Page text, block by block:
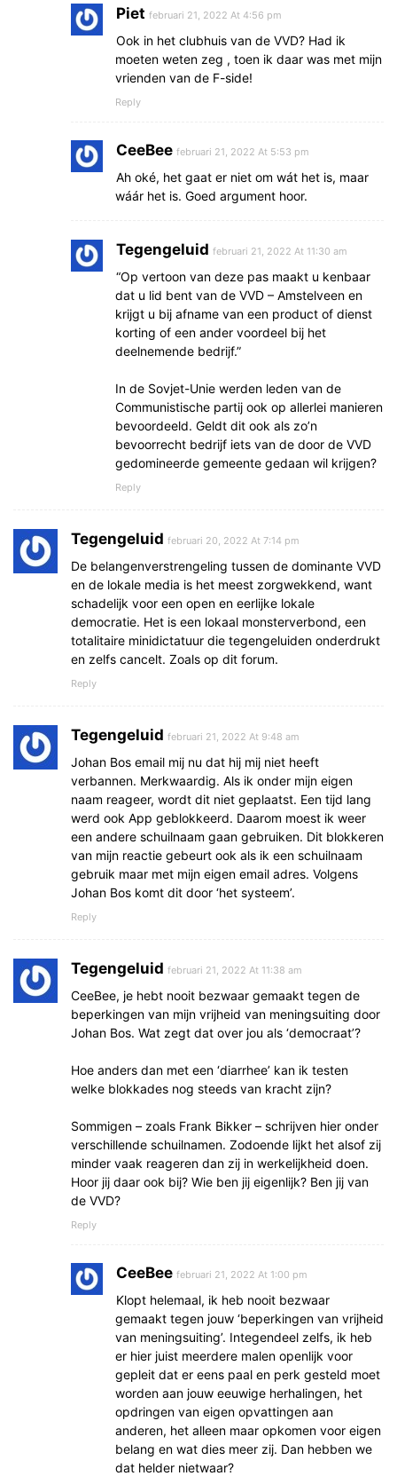
Piet februari 21, 2022 At 4:56 pm
Ook in het clubhuis van de VVD? Had ik
moeten weten zeg , toen ik daar was met mijn
vrienden van de F-side!
Reply
CeeBee februari 21, 2022 At 5:53 pm
Ah oké, het gaat er niet om wát het is, maar
wáár het is. Goed argument hoor.
Tegengeluid februari 21, 2022 At 11:30 am
“Op vertoon van deze pas maakt u kenbaar
dat u lid bent van de VVD – Amstelveen en
krijgt u bij afname van een product of dienst
korting of een ander voordeel bij het
deelnemende bedrijf.”
In de Sovjet-Unie werden leden van de
Communistische partij ook op allerlei manieren
bevoordeeld. Geldt dit ook als zo’n
bevoorrecht bedrijf iets van de door de VVD
gedomineerde gemeente gedaan wil krijgen?
Reply
Tegengeluid februari 20, 2022 At 7:14 pm
De belangenverstrengeling tussen de dominante VVD
en de lokale media is het meest zorgwekkend, want
schadelijk voor een open en eerlijke lokale
democratie. Het is een lokaal monsterverbond, een
totalitaire minidictatuur die tegengeluiden onderdrukt
en zelfs cancelt. Zoals op dit forum.
Reply
Tegengeluid februari 21, 2022 At 9:48 am
Johan Bos email mij nu dat hij mij niet heeft
verbannen. Merkwaardig. Als ik onder mijn eigen
naam reageer, wordt dit niet geplaatst. Een tijd lang
werd ook App geblokkeerd. Daarom moest ik weer
een andere schuilnaam gaan gebruiken. Dit blokkeren
van mijn reactie gebeurt ook als ik een schuilnaam
gebruik maar met mijn eigen email adres. Volgens
Johan Bos komt dit door ‘het systeem’.
Reply
Tegengeluid februari 21, 2022 At 11:38 am
CeeBee, je hebt nooit bezwaar gemaakt tegen de
beperkingen van mijn vrijheid van meningsuiting door
Johan Bos. Wat zegt dat over jou als ‘democraat’?
Hoe anders dan met een ‘diarrhee’ kan ik testen
welke blokkades nog steeds van kracht zijn?
Sommigen – zoals Frank Bikker – schrijven hier onder
verschillende schuilnamen. Zodoende lijkt het alsof zij
minder vaak reageren dan zij in werkelijkheid doen.
Hoor jij daar ook bij? Wie ben jij eigenlijk? Ben jij van
de VVD?
Reply
CeeBee februari 21, 2022 At 1:00 pm
Klopt helemaal, ik heb nooit bezwaar
gemaakt tegen jouw ‘beperkingen van vrijheid
van meningsuiting’. Integendeel zelfs, ik heb
er hier juist meerdere malen openlijk voor
gepleit dat er eens paal en perk gesteld moet
worden aan jouw eeuwige herhalingen, het
opdringen van eigen opvattingen aan
anderen, het alleen maar opkomen voor eigen
belang en wat dies meer zij. Dan hebben we
dat helder nietwaar?